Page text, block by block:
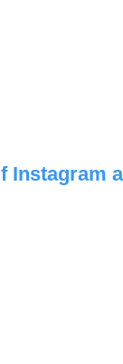
Instagram